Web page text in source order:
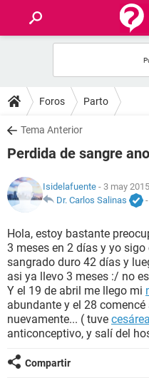
FOROS
SALUD
NUTRICIÓN
BIENESTAR
SEXUALIDAD
GLOSARIO
Foros Parto
Tema Anterior
Perdida de sangre
Isidelafuente - 3 may
Dr. Carlos Salinas
-
Hola, estoy bastante
3 meses en 2 días y yo
sangrado duro 42 días y
asi ya llevo 3 meses :/ no
Y el 19 de abril me llego mi
abundante y el 28
nuevamente... ( tuve cesárea
anticonceptivo, y salí del
Compartir